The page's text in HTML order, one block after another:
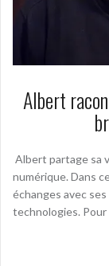
Albert
Albert partage sa
numérique. Dans
échanges avec
technologies.